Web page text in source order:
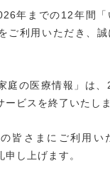
年までの12年間「
ご利用いただき、
庭の医療情報」は
ービスを終了いたしま
皆さまにご利用い
申し上げます。